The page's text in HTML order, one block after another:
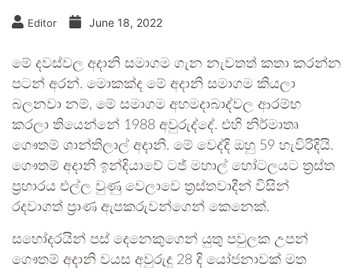
Editor June 18, 2022
මේ දවස්වල අදානි සමාගම ගැන නැවතත් කතා කරන්න
පටන් අරන්. මොකක්ද මේ අදානි සමාගම කියලා
බලනවා නම්, මේ සමාගම අහමදාබාද්වල ආරම්භ
කරලා තියෙන්නේ 1988 අවුරුද්දේ. එහි නිර්මාතෘ
ගෞතම් ශාන්තිලාල් අදානි. මේ වෙද්දි ඔහු 59 හැවිරිදියි.
ගෞතම් අදානි ඉන්දියාවේ ටජ් මහාල් හෝටලයට ත්‍රස්ත
ප්‍රහාරය එල්ල වුණු වෙලාවෙ ත්‍රස්තවාදීන් විසින්
රදවාගත් ප්‍රාණ ඇපකරුවන්ගෙන් කෙනෙක්.
සහෝදරයින් පස් දෙනෙකුගෙන් යුතු පවුලක උපන්
ගෞතම් අදානි වයස අවුරුදු 28 දි යෝජනාවක් මත